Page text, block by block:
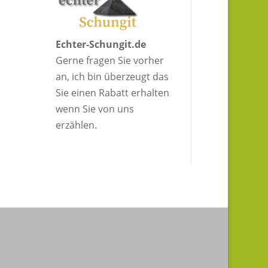
Echter-Schungit.de
Gerne fragen Sie vorher
an, ich bin überzeugt das
Sie einen Rabatt erhalten
wenn Sie von uns
erzählen.